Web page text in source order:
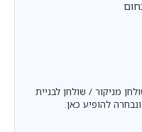
מניקור / שולחן לבניית
להופיע כאן.